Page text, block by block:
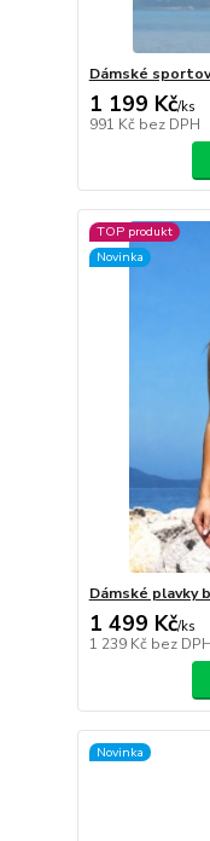
Dámské
1 199 Kč/ks
991 Kč bez DPH
TOP produkt
Novinka
Dámské plavky
1 499 Kč/ks
1 239 Kč bez DPH
Novinka